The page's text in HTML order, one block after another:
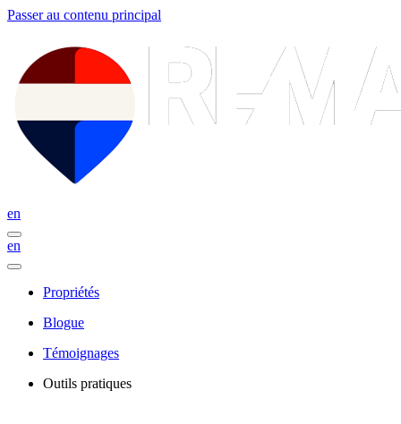
Passer au contenu principal
en
en
Propriétés
Blogue
Témoignages
Outils pratiques